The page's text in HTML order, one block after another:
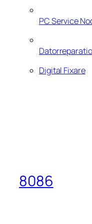
PC Service
Digital Fixare
8086